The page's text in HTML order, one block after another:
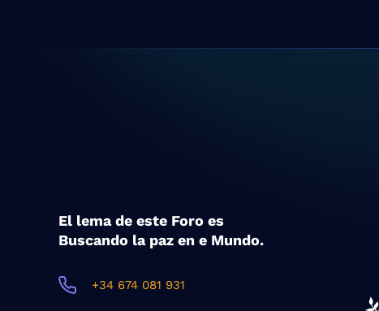
El lema de este Foro es
Buscando la paz en e Mundo.
+34 674 081 931